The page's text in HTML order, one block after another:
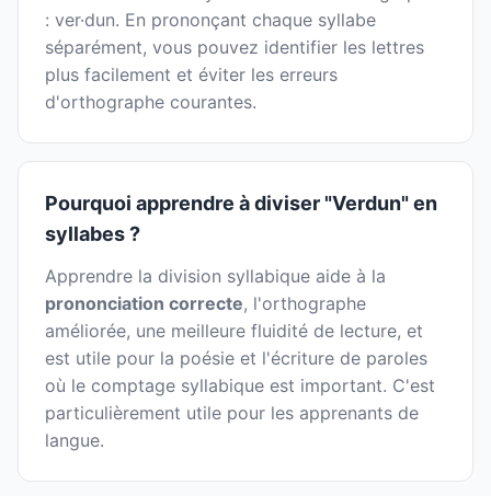
: ver·dun. En prononçant chaque syllabe
séparément, vous pouvez identifier les lettres
plus facilement et éviter les erreurs
d'orthographe courantes.
Pourquoi apprendre à diviser "Verdun" en
syllabes ?
Apprendre la division syllabique aide à la
prononciation correcte, l'orthographe
améliorée, une meilleure fluidité de lecture, et
est utile pour la poésie et l'écriture de paroles
où le comptage syllabique est important. C'est
particulièrement utile pour les apprenants de
langue.